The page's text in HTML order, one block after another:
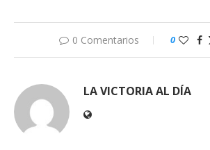
0 Comentarios 0
LA VICTORIA AL DÍA